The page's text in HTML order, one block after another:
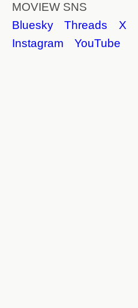
MOVIEW SNS
Bluesky
Threads
X
Instagram
YouTube